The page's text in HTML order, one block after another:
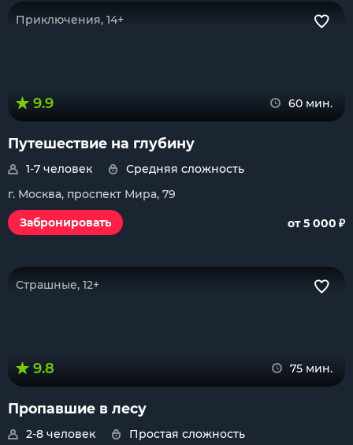
Приключения, 14+
9.9 60 мин.
Путешествие на глубину
1-7 человек
Средняя сложность
г. Москва, проспект Мира, 79
Забронировать
от 5 000 ₽
Страшные, 12+
9.8 75 мин.
Пропавшие в лесу
2-8 человек
Простая сложность